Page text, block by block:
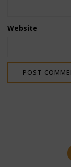
Website